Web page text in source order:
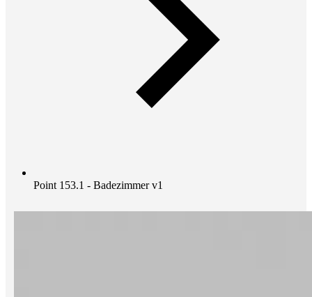
Point 153.1 - Badezimmer v1